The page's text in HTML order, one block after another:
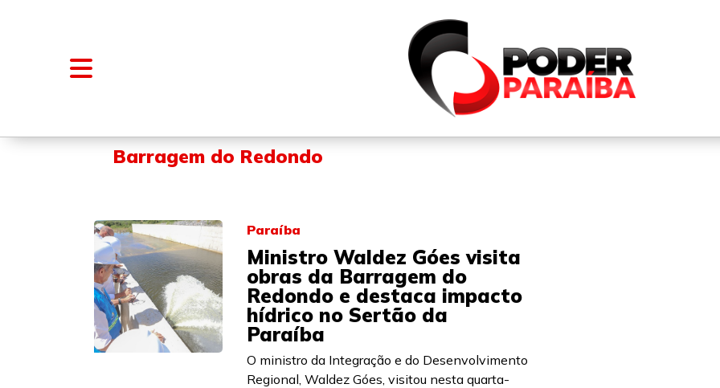
FALE CONOSCO
Barragem do Redondo
Paraíba
Ministro Waldez Góes visita
obras da Barragem do
Redondo e destaca impacto
hídrico no Sertão da
Paraíba
O ministro da Integração e do Desenvolvimento
Regional, Waldez Góes, visitou nesta quarta-